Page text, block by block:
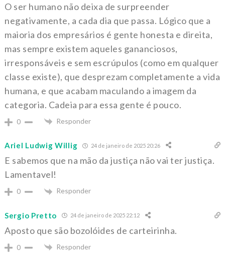
O ser humano não deixa de surpreender
negativamente, a cada dia que passa. Lógico que a
maioria dos empresários é gente honesta e direita,
mas sempre existem aqueles gananciosos,
irresponsáveis e sem escrúpulos (como em qualquer
classe existe), que desprezam completamente a vida
humana, e que acabam maculando a imagem da
categoria. Cadeia para essa gente é pouco.
0 Responder
Ariel Ludwig Willig 24 de janeiro de 2025 20:26
E sabemos que na mão da justiça não vai ter justiça.
Lamentavel!
0 Responder
Sergio Pretto 24 de janeiro de 2025 22:12
Aposto que são bozolóides de carteirinha.
0 Responder